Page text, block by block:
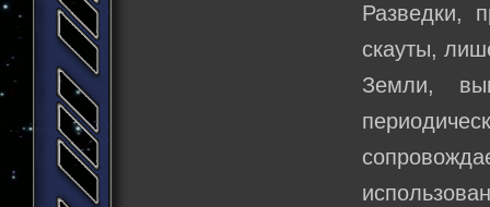
Разведки,
скауты,
Земли,